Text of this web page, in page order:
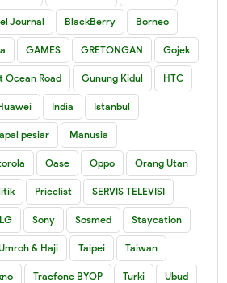
Journal BlackBerry Borneo
GAMES GRETONGAN Gojek
Ocean Road Gunung Kidul HTC
India Istanbul
pesiar Manusia
Oase Oppo Orang Utan
Pricelist SERVIS TELEVISI
Sony Sosmed Staycation
& Haji Taipei Taiwan
Tracfone BYOP Turki Ubud